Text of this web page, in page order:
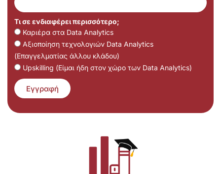
Τι σε ενδιαφέρει περισσότερο;
Καριέρα στα Data Analytics
Αξιοποίηση τεχνολογιών Data Analytics
(Επαγγελματίας άλλου κλάδου)
Upskilling (Είμαι ήδη στον χώρο των Data Analytics)
Εγγραφή